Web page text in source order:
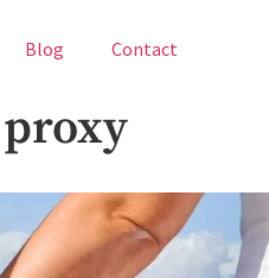
Blog Contact